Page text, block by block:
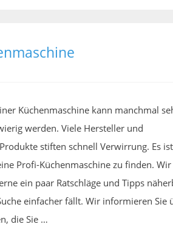
Küchenmaschine kann manchmal
werden. Viele Hersteller und
stiften schnell Verwirrung. Es
Profi-Küchenmaschine zu finden. Wir
ein paar Ratschläge und Tipps
einfacher fällt. Wir informieren Sie
die Sie …